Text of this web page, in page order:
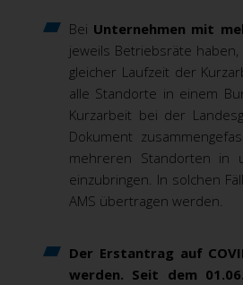
Bei Unternehmen mit
jeweils Betriebsräte
gleicher Laufzeit der
alle Standorte in einem
Kurzarbeit bei der
Dokument
mehreren Standorten in
einzubringen. In solchen
AMS übertragen werden.
Der Erstantrag auf
werden. Seit dem